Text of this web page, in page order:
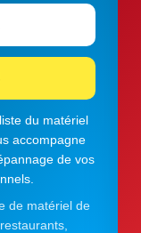
du matériel
accompagne
de vos
de matériel de